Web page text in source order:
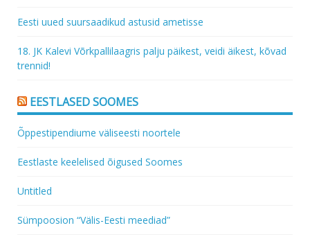
Eesti uued suursaadikud astusid ametisse
18. JK Kalevi Võrkpallilaagris palju päikest, veidi äikest, kõvad
trennid!
EESTLASED SOOMES
Õppestipendiume väliseesti noortele
Eestlaste keelelised õigused Soomes
Untitled
Sümpoosion “Välis-Eesti meediad”